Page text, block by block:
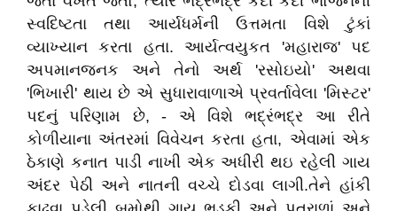
સ્વદિષ્ટતા તથા આર્યધર્મની ઉત્તમતા વિશે ટુંકાં
વ્યાખ્યાન કરતા હતા. આર્યત્વયુકત 'મહારાજ' પદ
અપમાનજનક અને તેનો અર્થ 'રસોઇયો' અથવા
'ભિખારી' થાય છે એ સુધારાવાળાએ પ્રવર્તાવેલા 'મિસ્ટર'
પદનું પરિણામ છે, - એ વિશે ભદ્રંભદ્ર આ રીતે
કોળીયાના અંતરમાં વિવેચન કરતા હતા, એવામાં એક
ઠેકાણે કનાત પાડી નાખી એક અધીરી થઇ રહેલી ગાય
અંદર પેઠી અને નાતની વચ્ચે દોડવા લાગી.તેને હાંકી